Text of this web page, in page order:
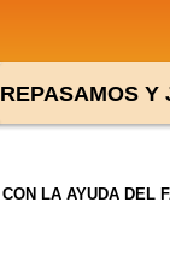
REPASAMOS Y
CON LA AYUDA DEL